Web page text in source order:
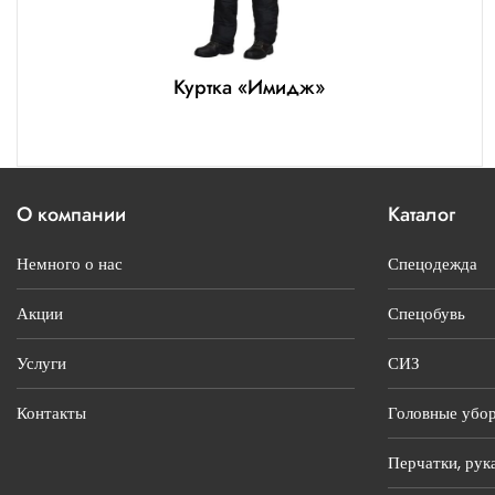
Куртка «Имидж»
О компании
Немного о нас
Акции
Услуги
Контакты
Каталог
Спецодежда
Спецобувь
СИЗ
Головные
Перчатки,